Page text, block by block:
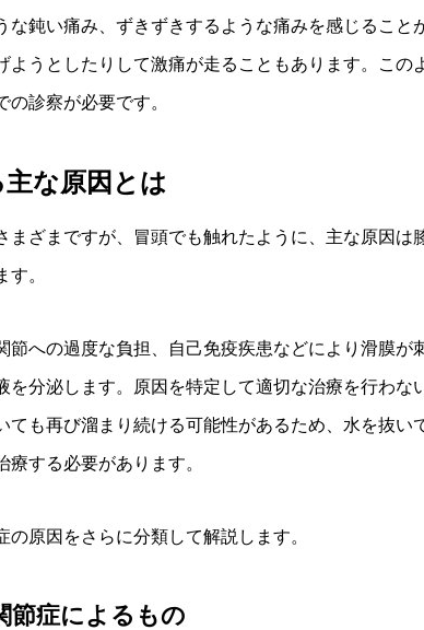
な鈍い痛み、ずきずきするような痛みを感じること
ようとしたりして激痛が走ることもあります。この
診察が必要です。
な原因とは
まざまですが、冒頭でも触れたように、主な原因は
。
節への過度な負担、自己免疫疾患などにより滑膜が
を分泌します。原因を特定して適切な治療を行わな
ても再び溜まり続ける可能性があるため、水を抜い
する必要があります。
の原因をさらに分類して解説します。
節症によるもの